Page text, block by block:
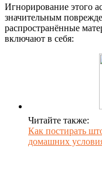
Игнорирование этого
значительным
распространённые
включают в себя:
Читайте также:
Как постирать
домашних